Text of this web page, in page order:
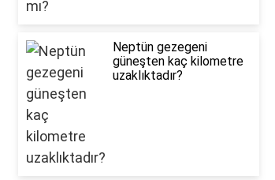
Neptün gezegeni
güneşten kaç kilometre
uzaklıktadır?